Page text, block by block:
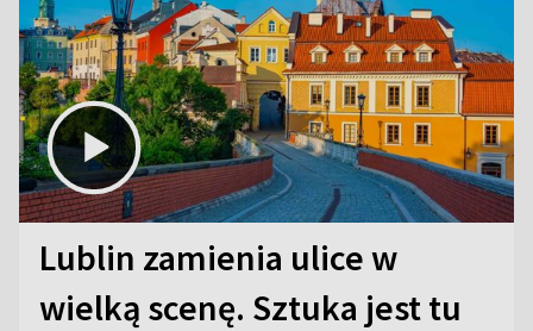
Lublin zamienia ulice w
wielką scenę. Sztuka jest tu